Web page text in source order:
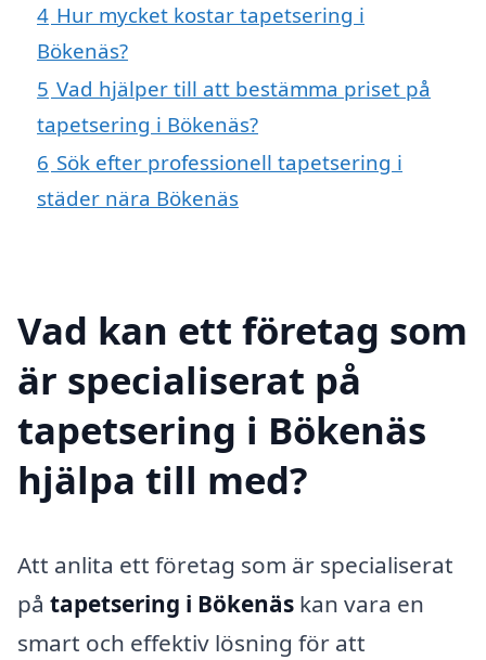
4 Hur mycket kostar tapetsering i
Bökenäs?
5 Vad hjälper till att bestämma priset på
tapetsering i Bökenäs?
6 Sök efter professionell tapetsering i
städer nära Bökenäs
Vad kan ett företag som
är specialiserat på
tapetsering i Bökenäs
hjälpa till med?
Att anlita ett företag som är specialiserat
på tapetsering i Bökenäs kan vara en
smart och effektiv lösning för att